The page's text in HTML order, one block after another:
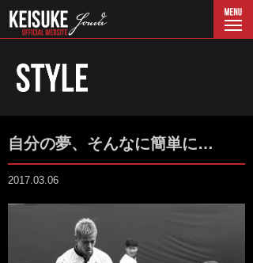
自分の夢、そんなに簡単に…
2017.03.06